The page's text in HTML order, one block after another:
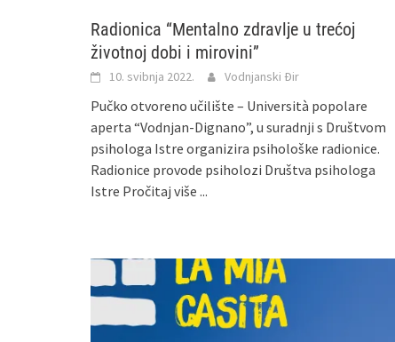
Radionica “Mentalno zdravlje u trećoj
životnoj dobi i mirovini”
10. svibnja 2022. Vodnjanski Đir
Pučko otvoreno učilište – Università popolare
aperta “Vodnjan-Dignano”, u suradnji s Društvom
psihologa Istre organizira psihološke radionice.
Radionice provode psiholozi Društva psihologa
Istre Pročitaj više ...